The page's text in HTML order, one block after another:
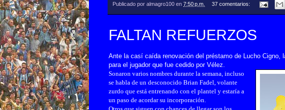
Publicado por almagro100 en 7:50 p.m. 37 comentarios:
FALTAN REFUERZOS
Ante la casí caída renovación del préstamo de Lucho Cigno,
para el jugador que fue cedido por Vélez.
Sonaron varios nombres durante la semana, incluso
se habla de un desconocido Brian Fadel, volante
zurdo que está entrenando con el plantel y estaría a
un paso de acordar su incorporación.
Otros que siguen con chances de llegar son los